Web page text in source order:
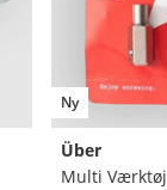
Ny
Über
Multi Værktøj